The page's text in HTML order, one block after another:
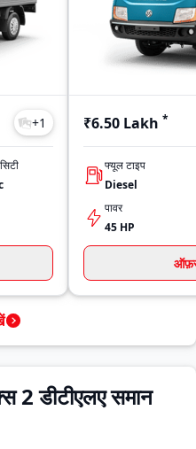
+1 ₹6.50 Lakh *
फ्यूल टाइप
Diesel
पावर
45 HP
डीटीएलए समान